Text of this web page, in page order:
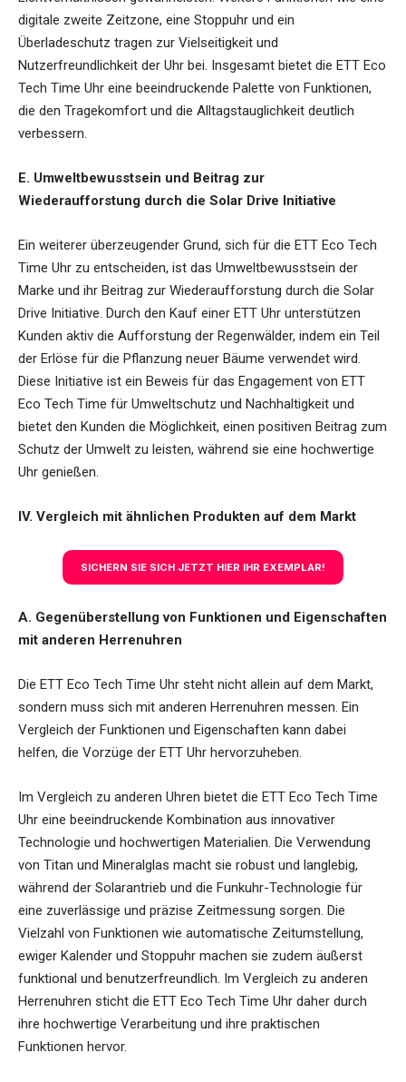
digitale zweite Zeitzone, eine Stoppuhr und ein
Überladeschutz tragen zur Vielseitigkeit und
Nutzerfreundlichkeit der Uhr bei. Insgesamt bietet die ETT Eco
Tech Time Uhr eine beeindruckende Palette von Funktionen,
die den Tragekomfort und die Alltagstauglichkeit deutlich
verbessern.
E. Umweltbewusstsein und Beitrag zur
Wiederaufforstung durch die Solar Drive Initiative
Ein weiterer überzeugender Grund, sich für die ETT Eco Tech
Time Uhr zu entscheiden, ist das Umweltbewusstsein der
Marke und ihr Beitrag zur Wiederaufforstung durch die Solar
Drive Initiative. Durch den Kauf einer ETT Uhr unterstützen
Kunden aktiv die Aufforstung der Regenwälder, indem ein Teil
der Erlöse für die Pflanzung neuer Bäume verwendet wird.
Diese Initiative ist ein Beweis für das Engagement von ETT
Eco Tech Time für Umweltschutz und Nachhaltigkeit und
bietet den Kunden die Möglichkeit, einen positiven Beitrag zum
Schutz der Umwelt zu leisten, während sie eine hochwertige
Uhr genießen.
IV. Vergleich mit ähnlichen Produkten auf dem Markt
SICHERN SIE SICH JETZT HIER IHR EXEMPLAR!
A. Gegenüberstellung von Funktionen und Eigenschaften
mit anderen Herrenuhren
Die ETT Eco Tech Time Uhr steht nicht allein auf dem Markt,
sondern muss sich mit anderen Herrenuhren messen. Ein
Vergleich der Funktionen und Eigenschaften kann dabei
helfen, die Vorzüge der ETT Uhr hervorzuheben.
Im Vergleich zu anderen Uhren bietet die ETT Eco Tech Time
Uhr eine beeindruckende Kombination aus innovativer
Technologie und hochwertigen Materialien. Die Verwendung
von Titan und Mineralglas macht sie robust und langlebig,
während der Solarantrieb und die Funkuhr-Technologie für
eine zuverlässige und präzise Zeitmessung sorgen. Die
Vielzahl von Funktionen wie automatische Zeitumstellung,
ewiger Kalender und Stoppuhr machen sie zudem äußerst
funktional und benutzerfreundlich. Im Vergleich zu anderen
Herrenuhren sticht die ETT Eco Tech Time Uhr daher durch
ihre hochwertige Verarbeitung und ihre praktischen
Funktionen hervor.